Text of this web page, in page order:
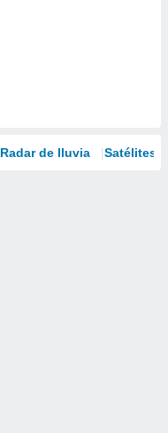
Radar de lluvia Satélites